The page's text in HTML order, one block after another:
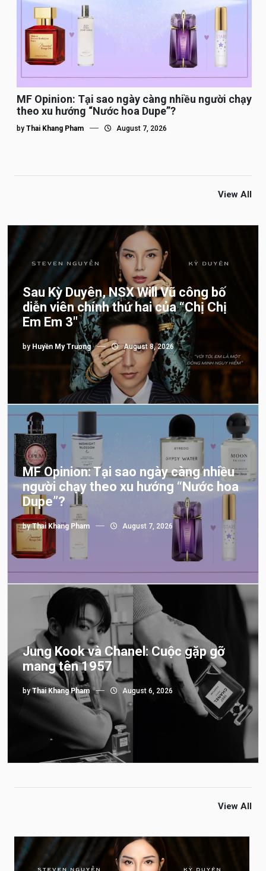
MF Opinion: Tại sao ngày càng nhiều người chạy
theo xu hướng “Nước hoa Dupe”?
by Thai Khang Pham August 7, 2026
View All
Sau Kỳ Duyên, NSX Will Vũ công bố
diễn viên chính thứ hai của “Chị Chị
Em Em 3″
by Huyền My Trương August 8, 2026
MF Opinion: Tại sao ngày càng nhiều
người chạy theo xu hướng “Nước hoa
Dupe”?
byThai Khang Pham August 7, 2026
Jung Kook và Chanel: Cuộc gặp gỡ
mang tên 1957
byThai Khang Pham August 6, 2026
View All